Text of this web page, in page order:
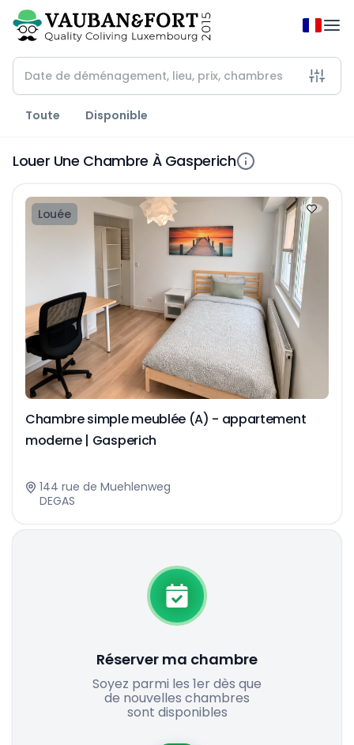
Toute Disponible
Louer Une Chambre À Gasperich
Louée
Chambre simple meublée (A) - appartement
moderne | Gasperich
144 rue de Muehlenweg
DEGAS
Réserver ma chambre
Soyez parmi les 1er dès que
de nouvelles chambres
sont disponibles